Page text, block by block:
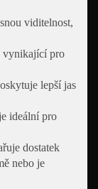
viditelnost,
vynikající pro
lepší jas
ideální pro
dostatek
nebo je